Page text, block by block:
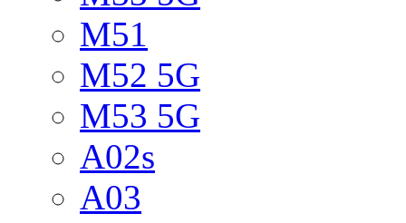
M51
M52 5G
M53 5G
A02s
A03